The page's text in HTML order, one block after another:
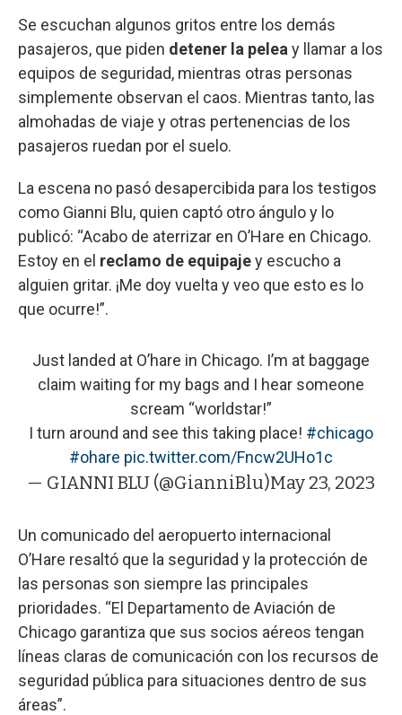
Se escuchan algunos gritos entre los demás
pasajeros, que piden detener la pelea y llamar a los
equipos de seguridad, mientras otras personas
simplemente observan el caos. Mientras tanto, las
almohadas de viaje y otras pertenencias de los
pasajeros ruedan por el suelo.
La escena no pasó desapercibida para los testigos
como Gianni Blu, quien captó otro ángulo y lo
publicó: “Acabo de aterrizar en O’Hare en Chicago.
Estoy en el reclamo de equipajey escucho a
alguien gritar. ¡Me doy vuelta y veo que esto es lo
que ocurre!”.
Just landed at O’hare in Chicago. I’m at baggage
claim waiting for my bags and I hear someone
scream “worldstar!”
I turn around and see this taking place! #chicago
#ohare pic.twitter.com/Fncw2UHo1c
— GIANNI BLU (@GianniBlu)May 23, 2023
Un comunicado del aeropuerto internacional
O’Hare resaltó que la seguridad y la protección de
las personas son siempre las principales
prioridades. “El Departamento de Aviación de
Chicago garantiza que sus socios aéreos tengan
líneas claras de comunicación con los recursos de
seguridad pública para situaciones dentro de sus
áreas”.